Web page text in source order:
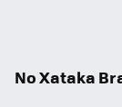
No Xataka